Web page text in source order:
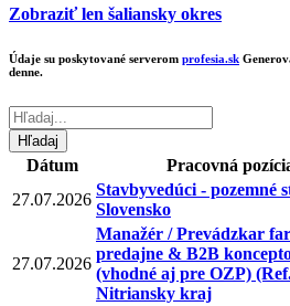
Zobraziť len šaliansky okres
Údaje su poskytované serverom profesia.sk
denne.
Dátum Pracovná
27.07.2026
Stavbyvedúci - pozemné
Slovensko
27.07.2026
Manažér / Prevádzkar
predajne & B2B
(vhodné aj pre OZP)
Nitriansky kraj